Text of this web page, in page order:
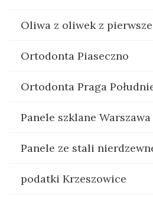
Oliwa z oliwek z
Ortodonta Piaseczno
Ortodonta Praga
Panele szklane Warszawa
Panele ze stali
podatki Krzeszowice